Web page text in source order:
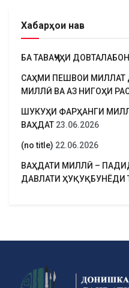
Хабарҳои нав
БА ТАВАҶҶУҲИ
САҲМИ ПЕШВОИ МИЛЛАТ
МИЛЛӢ ВА АЗ НИГОҲИ
ШУКУҲИ ФАРҲАНГИ
ВАҲДАТ 23.06.2026
(no title) 22.06.2026
ВАҲДАТИ МИЛЛӢ –
ДАВЛАТИ ҲУҚУҚБУНЁДИ